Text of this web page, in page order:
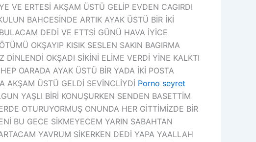
VE ERTESİ AKŞAM ÜSTÜ GELİP EVDEN CAGIRDI
BAHCESİNDE ARTIK AYAK ÜSTÜ BİR İKİ
DEDİ VE ETTSİ GÜNÜ HAVA İYİCE
OKŞAYIP KISIK SESLEN SAKIN BAGIRMA
DİNLENDİ OKŞADI SİKİNİ ELİME VERDİ YİNE KALKTI
OARADA AYAK ÜSTÜ BİR YADA İKİ POSTA
AKŞAM ÜSTÜ GELDİ SEVİNCLİYDİ Porno seyret
YAŞLI BİRİ KONUŞURKEN SENDEN BASETTİM
OTURUYORMUŞ ONUNDA HER GİTTİMİZDE BİR
BU GECE SİKMEYECEM YARIN SABAHTAN
YAVRUM SİKERKEN DEDİ YAPA YAALLAH